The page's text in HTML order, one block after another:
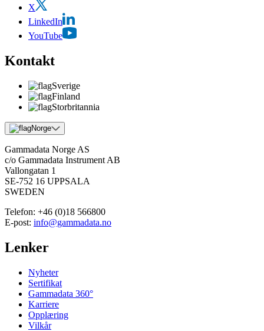
X
LinkedIn
YouTube
Kontakt
Sverige
Finland
Storbritannia
Norge
Gammadata Norge AS
c/o Gammadata Instrument AB
Vallongatan 1
SE-752 16 UPPSALA
SWEDEN
Telefon: +46 (0)18 566800
E-post: info@gammadata.no
Lenker
Nyheter
Sertifikat
Gammadata 360°
Karriere
Opplæring
Vilkår